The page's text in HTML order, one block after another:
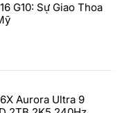
G10: Sự Giao Thoa
Aurora Ultra 9